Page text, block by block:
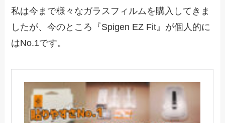
私は今まで様々なガラスフィルムを購入してきま
したが、今のところ『Spigen EZ Fit』が個人的に
はNo.1です。